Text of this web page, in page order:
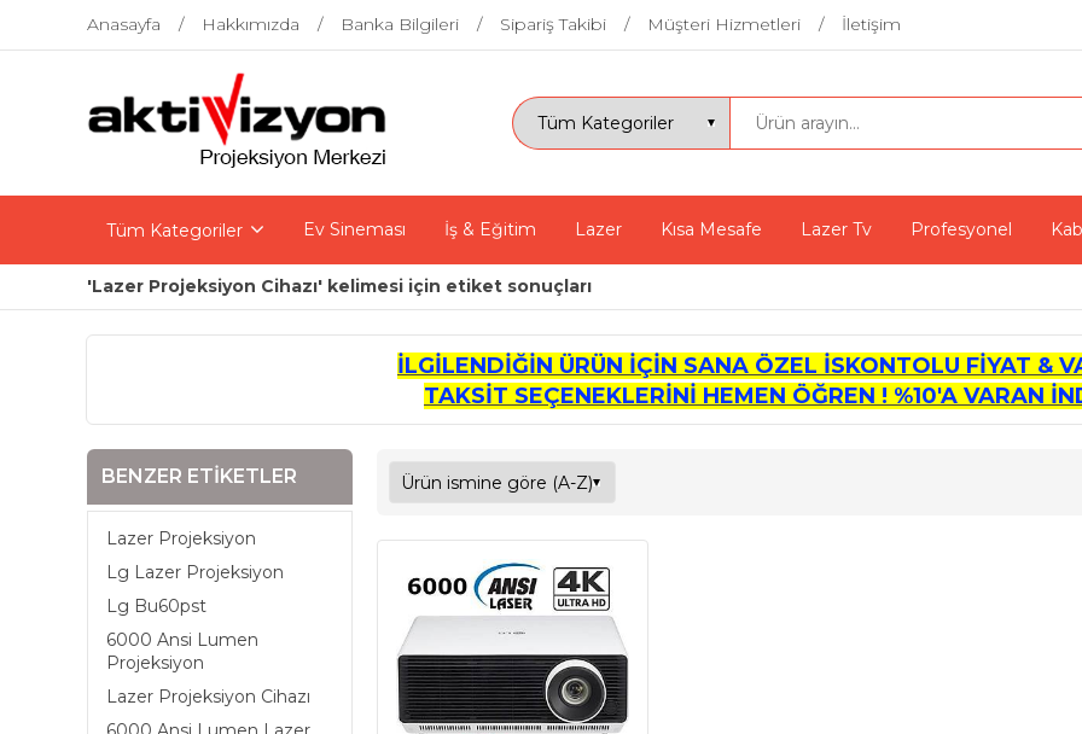
Anasayfa Hakkımızda Banka Bilgileri Sipariş Takibi Müşteri Hizmetleri İletişim
Tüm Kategoriler Ev Sineması İş & Eğitim Lazer Kısa Mesafe Lazer Tv Profesyonel
'Lazer Projeksiyon Cihazı' kelimesi için etiket sonuçları
İLGİLENDİĞİN ÜRÜN İÇİN SANA ÖZEL İSKONTOLU FİYAT &
TAKSİT SEÇENEKLERİNİ HEMEN ÖĞREN ! %10'A VARAN
BENZER ETIKETLER
Lazer Projeksiyon
Lg Lazer Projeksiyon
Lg Bu60pst
6000 Ansi Lumen
Projeksiyon
Lazer Projeksiyon Cihazı